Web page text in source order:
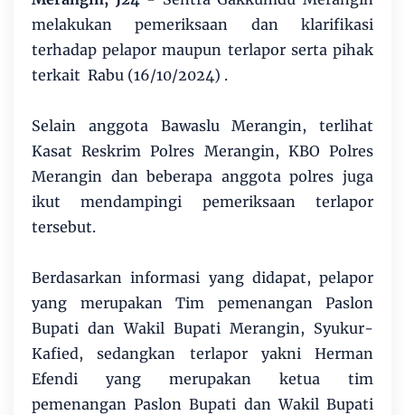
melakukan pemeriksaan dan klarifikasi
terhadap pelapor maupun terlapor serta pihak
terkait Rabu (16/10/2024) .
Selain anggota Bawaslu Merangin, terlihat
Kasat Reskrim Polres Merangin, KBO Polres
Merangin dan beberapa anggota polres juga
ikut mendampingi pemeriksaan terlapor
tersebut.
Berdasarkan informasi yang didapat, pelapor
yang merupakan Tim pemenangan Paslon
Bupati dan Wakil Bupati Merangin, Syukur-
Kafied, sedangkan terlapor yakni Herman
Efendi yang merupakan ketua tim
pemenangan Paslon Bupati dan Wakil Bupati